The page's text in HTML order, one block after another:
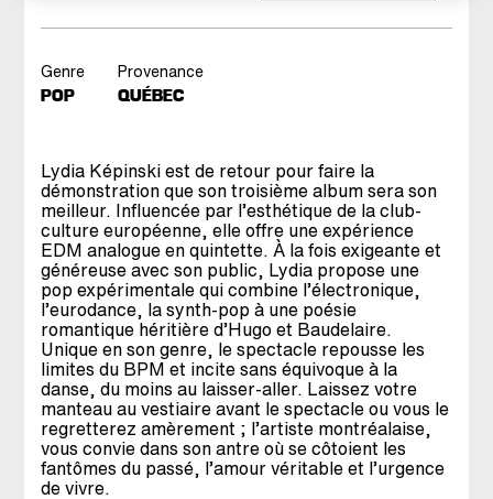
Genre
POP
Provenance
QUÉBEC
Lydia Képinski est de retour pour faire la
démonstration que son troisième album sera son
meilleur. Influencée par l’esthétique de la club-
culture européenne, elle offre une expérience
EDM analogue en quintette. À la fois exigeante et
généreuse avec son public, Lydia propose une
pop expérimentale qui combine l’électronique,
l’eurodance, la synth-pop à une poésie
romantique héritière d’Hugo et Baudelaire.
Unique en son genre, le spectacle repousse les
limites du BPM et incite sans équivoque à la
danse, du moins au laisser-aller. Laissez votre
manteau au vestiaire avant le spectacle ou vous le
regretterez amèrement ; l’artiste montréalaise,
vous convie dans son antre où se côtoient les
fantômes du passé, l’amour véritable et l’urgence
de vivre.